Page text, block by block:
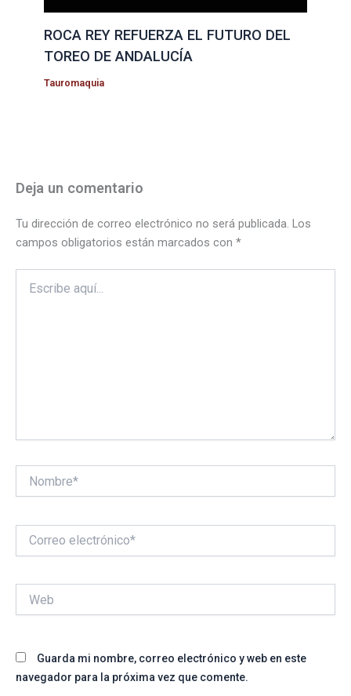
ROCA REY REFUERZA EL FUTURO DEL
TOREO DE ANDALUCÍA
Tauromaquia
Deja un comentario
Tu dirección de correo electrónico no será publicada. Los
campos obligatorios están marcados con *
aquí...
electrónico*
Guarda mi nombre, correo electrónico y web en este
navegador para la próxima vez que comente.